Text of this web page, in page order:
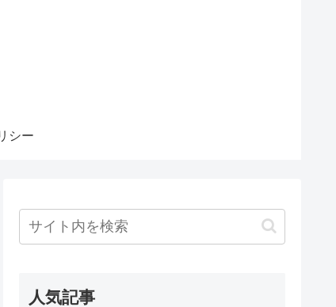
シー
人気記事